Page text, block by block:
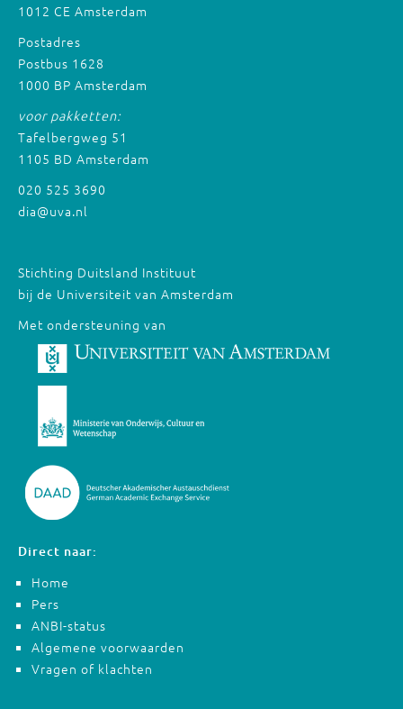
1012 CE Amsterdam
Postadres
Postbus 1628
1000 BP Amsterdam
voor pakketten:
Tafelbergweg 51
1105 BD Amsterdam
020 525 3690
dia@uva.nl
Stichting Duitsland Instituut
bij de Universiteit van Amsterdam
Met ondersteuning van
Direct naar:
Home
Pers
ANBI-status
Algemene voorwaarden
Vragen of klachten